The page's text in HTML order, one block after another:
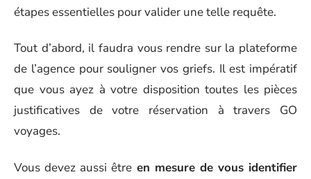
étapes essentielles pour valider une telle requête.
Tout d’abord, il faudra vous rendre sur la plateforme
de l’agence pour souligner vos griefs. Il est impératif
que vous ayez à votre disposition toutes les pièces
justificatives de votre réservation à travers GO
voyages.
Vous devez aussi être en mesure de vous identifier